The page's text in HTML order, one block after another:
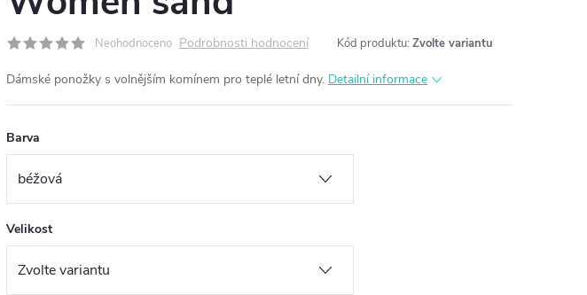
Neohodnoceno Podrobnosti hodnocení Kód produktu: Zvolte variantu
Dámské ponožky s volnějším komínem pro teplé letní dny. Detailní informace
Barva
Velikost